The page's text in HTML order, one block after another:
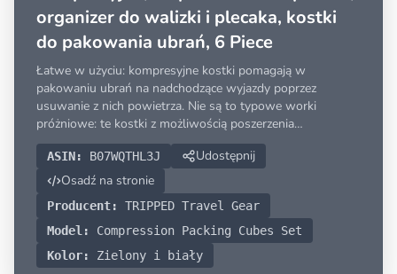
organizer do walizki i plecaka, kostki
do pakowania ubrań, 6 Piece
Łatwe w użyciu: kompresyjne kostki pomagają w
pakowaniu ubrań na nadchodzące wyjazdy poprzez
usuwanie z nich powietrza. Nie są to typowe worki
próżniowe: te kostki z możliwością poszerzenia
wykorzystu
ASIN: B07WQTHL3J
Udostępnij
Osadź na stronie
Producent:
TRIPPED Travel Gear
Model:
Compression Packing Cubes Set
Kolor:
Zielony i biały